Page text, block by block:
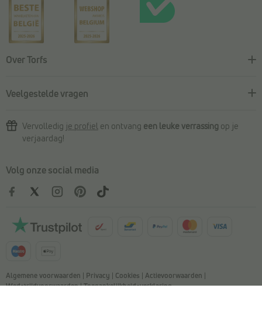
Over Torfs
Veelgestelde vragen
Vervolledig je profiel en ontvang een leuke verrassing op je
verjaardag!
Volg onze social media
Algemene voorwaarden | Privacy | Cookies | Actievoorwaarden |
Wedstrijdvoorwaarden|Toegankelijkheidsverklaring